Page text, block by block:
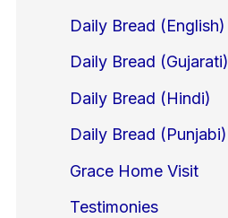
Daily Bread (English)
Daily Bread (Gujarati)
Daily Bread (Hindi)
Daily Bread (Punjabi)
Grace Home Visit
Testimonies